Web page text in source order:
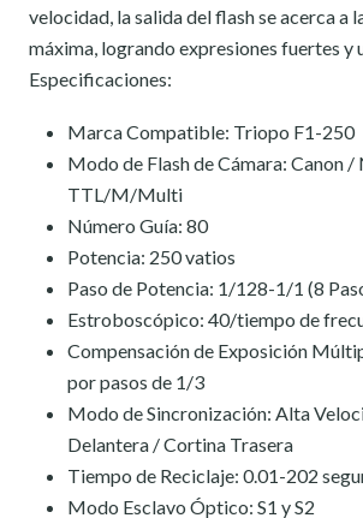
velocidad, la salida del flash se acerca a
máxima, logrando expresiones fuertes y
Especificaciones:
Marca Compatible: Triopo F1-250
Modo de Flash de Cámara: Canon /
TTL/M/Multi
Número Guía: 80
Potencia: 250 vatios
Paso de Potencia: 1/128-1/1 (8
Estroboscópico: 40/tiempo de
Compensación de Exposición
por pasos de 1/3
Modo de Sincronización: Alta
Delantera / Cortina Trasera
Tiempo de Reciclaje: 0.01-202
Modo Esclavo Óptico: S1 y S2